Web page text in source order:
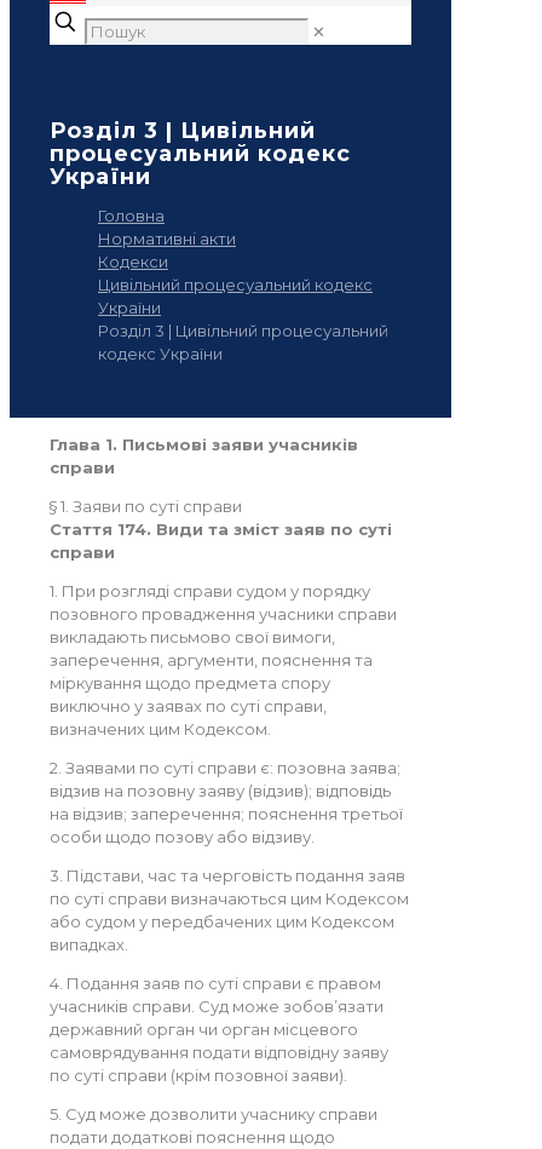
✕
Розділ 3 | Цивільний
процесуальний кодекс
України
Головна
Нормативні акти
Кодекси
Цивільний процесуальний кодекс
України
Розділ 3 | Цивільний процесуальний
кодекс України
Глава 1. Письмові заяви учасників
справи
§ 1. Заяви по суті справи
Стаття 174. Види та зміст заяв по суті
справи
1. При розгляді справи судом у порядку
позовного провадження учасники справи
викладають письмово свої вимоги,
заперечення, аргументи, пояснення та
міркування щодо предмета спору
виключно у заявах по суті справи,
визначених цим Кодексом.
2. Заявами по суті справи є: позовна заява;
відзив на позовну заяву (відзив); відповідь
на відзив; заперечення; пояснення третьої
особи щодо позову або відзиву.
3. Підстави, час та черговість подання заяв
по суті справи визначаються цим Кодексом
або судом у передбачених цим Кодексом
випадках.
4. Подання заяв по суті справи є правом
учасників справи. Суд може зобов’язати
державний орган чи орган місцевого
самоврядування подати відповідну заяву
по суті справи (крім позовної заяви).
5. Суд може дозволити учаснику справи
подати додаткові пояснення щодо